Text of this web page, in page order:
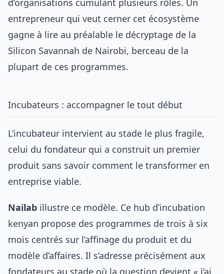
d’organisations cumulant plusieurs rôles. Un
entrepreneur qui veut cerner cet écosystème
gagne à lire au préalable le décryptage de la
Silicon Savannah de Nairobi, berceau de la
plupart de ces programmes.
Incubateurs : accompagner le tout début
L’incubateur intervient au stade le plus fragile,
celui du fondateur qui a construit un premier
produit sans savoir comment le transformer en
entreprise viable.
Nailab illustre ce modèle. Ce hub d’incubation
kenyan propose des programmes de trois à six
mois centrés sur l’affinage du produit et du
modèle d’affaires. Il s’adresse précisément aux
fondateurs au stade où la question devient « j’ai